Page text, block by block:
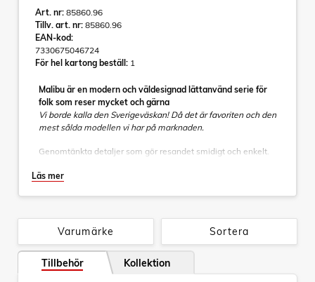
Art. nr: 85860.96
Tillv. art. nr: 85860.96
EAN-kod:
7330675046724
För hel kartong beställ: 1
Malibu är en modern och väldesignad lättanvänd serie för
folk som reser mycket och gärna
Vi borde kalla den Sverigeväskan! Då det är favoriten och den
mest sålda modellen vi har på marknaden.
Genomtänkta detaljer som gör resandet smidigt och enkelt.
att bära. Fyra hjul gör den lättmanövrerad och bekväm att
Väskan är även expanderbar, vilket gör att du på ett smidigt
sätt kan ta med dig dina semesterfynd hem.
Självklart helfodrad inredning med avdelare och nätficka,
som underlättar för dig när du packar.
Läs mer
Sortera
Varumärke
Tillbehör Kollektion